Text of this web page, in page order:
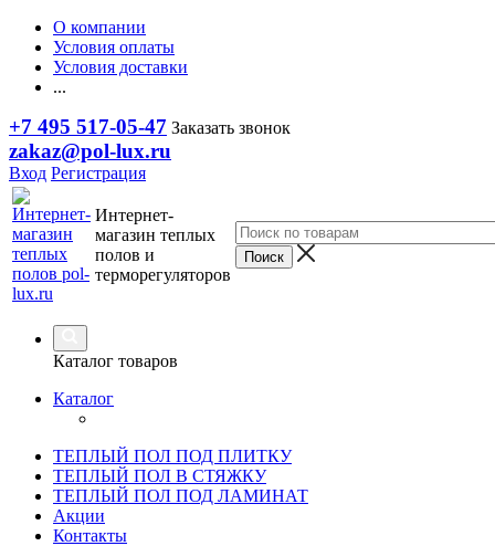
О компании
Условия оплаты
Условия доставки
...
+7 495 517-05-47 Заказать звонок
zakaz@pol-lux.ru
Вход Регистрация
Интернет-
магазин теплых
полов и
терморегуляторов
Каталог товаров
Каталог
ТЕПЛЫЙ ПОЛ ПОД ПЛИТКУ
ТЕПЛЫЙ ПОЛ В СТЯЖКУ
ТЕПЛЫЙ ПОЛ ПОД ЛАМИНАТ
Акции
Контакты